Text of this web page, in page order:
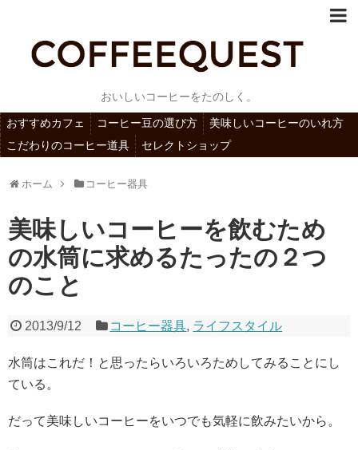
おいしいコーヒーをたのしく。
おすすめカフェ コーヒー豆の選び方
美味しいコーヒーのいれ方
こだわりのコーヒー道具
セレクトショップ
ホーム コーヒー器具
美味しいコーヒーを飲むため
の水筒に求めるたったの２つ
のこと
2013/9/12 コーヒー器具, ライフスタイル
水筒はこれだ！と思ったらいろいろためしてみることにし
ている。
だって美味しいコーヒーをいつでも気軽に飲みたいから。